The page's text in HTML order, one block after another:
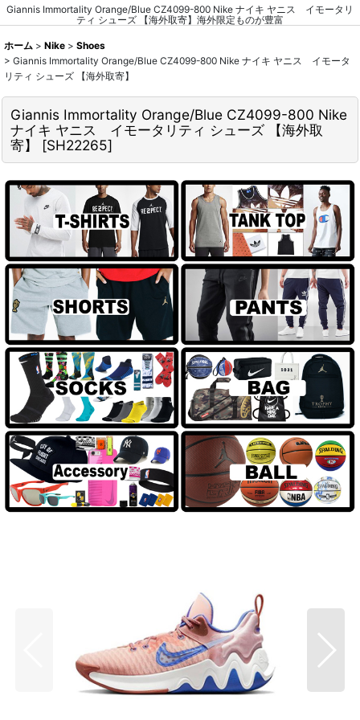
Giannis Immortality Orange/Blue CZ4099-800 Nike ナイキ ヤニス イモータリ
ティ シューズ 【海外取寄】海外限定ものが豊富
ホーム > Nike > Shoes
> Giannis Immortality Orange/Blue CZ4099-800 Nike ナイキ ヤニス イモータ
リティ シューズ 【海外取寄】
Giannis Immortality Orange/Blue CZ4099-800 Nike
ナイキ ヤニス イモータリティ シューズ 【海外取
寄】
[SH22265]